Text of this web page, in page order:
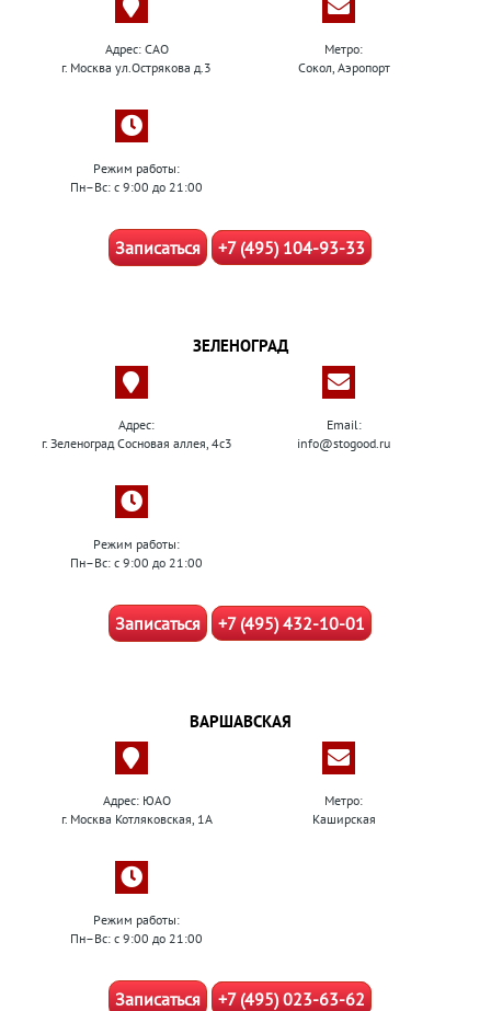
Адрес: САО
г. Москва ул.Острякова д.3
Метро:
Сокол, Аэропорт
Режим работы:
Пн–Вс: с 9:00 до 21:00
Записаться +7 (495) 104-93-33
ЗЕЛЕНОГРАД
Адрес:
г. Зеленоград Сосновая аллея, 4с3
Email:
info@stogood.ru
Режим работы:
Пн–Вс: с 9:00 до 21:00
Записаться +7 (495) 432-10-01
ВАРШАВСКАЯ
Адрес: ЮАО
г. Москва Котляковская, 1А
Метро:
Каширская
Режим работы:
Пн–Вс: с 9:00 до 21:00
Записаться +7 (495) 023-63-62